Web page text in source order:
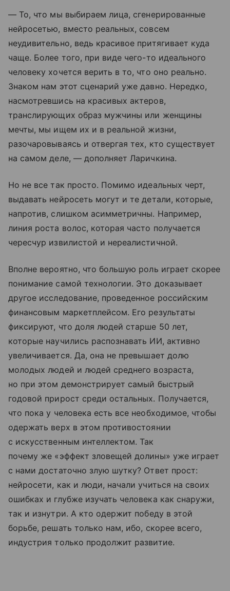
— То, что мы выбираем лица, сгенерированные
нейросетью, вместо реальных, совсем
неудивительно, ведь красивое притягивает куда
чаще. Более того, при виде чего-то идеального
человеку хочется верить в то, что оно реально.
Знаком нам этот сценарий уже давно. Нередко,
насмотревшись на красивых актеров,
транслирующих образ мужчины или женщины
мечты, мы ищем их и в реальной жизни,
разочаровываясь и отвергая тех, кто существует
на самом деле, — дополняет Ларичкина.
Но не все так просто. Помимо идеальных черт,
выдавать нейросеть могут и те детали, которые,
напротив, слишком асимметричны. Например,
линия роста волос, которая часто получается
чересчур извилистой и нереалистичной.
Вполне вероятно, что большую роль играет скорее
понимание самой технологии. Это доказывает
другое исследование, проведенное российским
финансовым маркетплейсом. Его результаты
фиксируют, что доля людей старше 50 лет,
которые научились распознавать ИИ, активно
увеличивается. Да, она не превышает долю
молодых людей и людей среднего возраста,
но при этом демонстрирует самый быстрый
годовой прирост среди остальных. Получается,
что пока у человека есть все необходимое, чтобы
одержать верх в этом противостоянии
с искусственным интеллектом. Так
почему же «эффект зловещей долины» уже играет
с нами достаточно злую шутку? Ответ прост:
нейросети, как и люди, начали учиться на своих
ошибках и глубже изучать человека как снаружи,
так и изнутри. А кто одержит победу в этой
борьбе, решать только нам, ибо, скорее всего,
индустрия только продолжит развитие.